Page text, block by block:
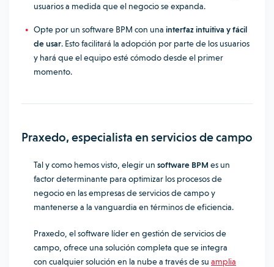
usuarios a medida que el negocio se expanda.
Opte por un software BPM con una interfaz intuitiva y fácil
de usar. Esto facilitará la adopción por parte de los usuarios
y hará que el equipo esté cómodo desde el primer
momento.
Praxedo, especialista en servicios de campo
Tal y como hemos visto, elegir un software BPM es un
factor determinante para optimizar los procesos de
negocio en las empresas de servicios de campo y
mantenerse a la vanguardia en términos de eficiencia.
Praxedo, el software líder en gestión de servicios de
campo, ofrece una solución completa que se integra
con cualquier solución en la nube a través de su amplia